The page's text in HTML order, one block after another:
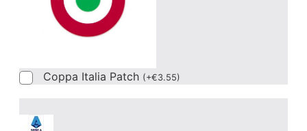
Coppa Italia Patch (+€3.55)